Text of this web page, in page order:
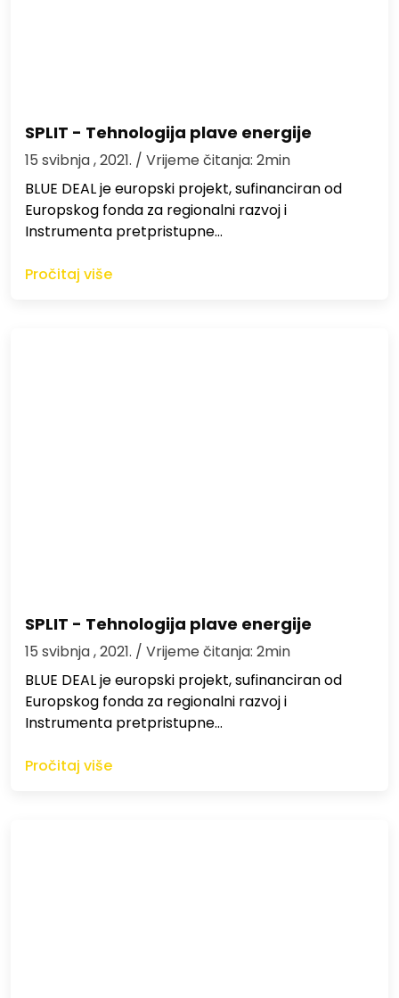
SPLIT - Tehnologija plave energije
15 svibnja , 2021. / Vrijeme čitanja: 2min
BLUE DEAL je europski projekt, sufinanciran od
Europskog fonda za regionalni razvoj i
Instrumenta pretpristupne…
Pročitaj više
SPLIT - Tehnologija plave energije
15 svibnja , 2021. / Vrijeme čitanja: 2min
BLUE DEAL je europski projekt, sufinanciran od
Europskog fonda za regionalni razvoj i
Instrumenta pretpristupne…
Pročitaj više